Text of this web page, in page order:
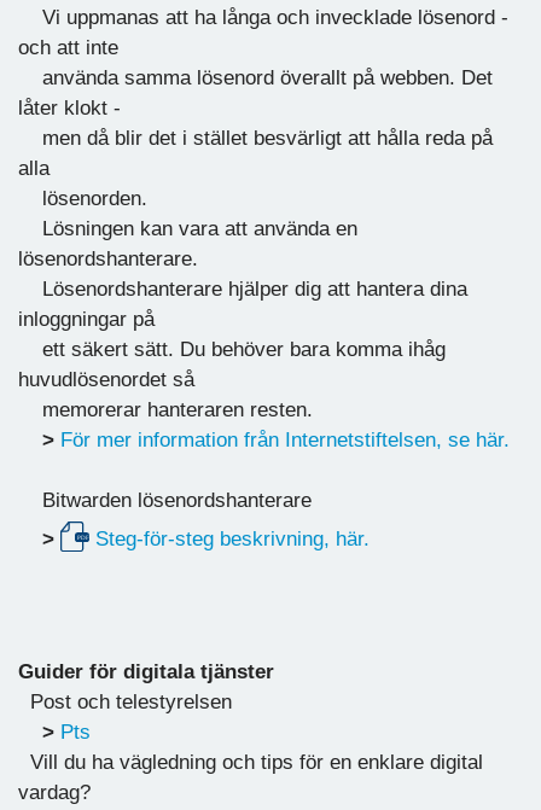
Vi uppmanas att ha långa och invecklade lösenord -
och att inte
använda samma lösenord överallt på webben. Det
låter klokt -
men då blir det i stället besvärligt att hålla reda på
alla
lösenorden.
Lösningen kan vara att använda en
lösenordshanterare.
Lösenordshanterare hjälper dig att hantera dina
inloggningar på
ett säkert sätt. Du behöver bara komma ihåg
huvudlösenordet så
memorerar hanteraren resten.
> För mer information från Internetstiftelsen, se här.
Bitwarden lösenordshanterare
>
Steg-för-steg beskrivning, här.
Guider för digitala tjänster
Post och telestyrelsen
> Pts
Vill du ha vägledning och tips för en enklare digital
vardag?